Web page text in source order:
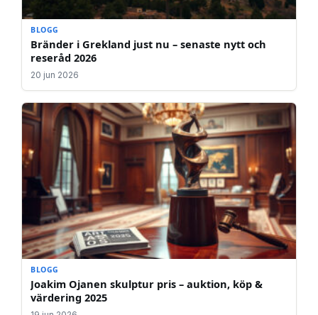
BLOGG
Bränder i Grekland just nu – senaste nytt och
reseråd 2026
20 jun 2026
BLOGG
Joakim Ojanen skulptur pris – auktion, köp &
värdering 2025